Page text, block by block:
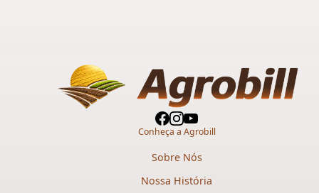
Conheça a Agrobill
Sobre Nós
Nossa História